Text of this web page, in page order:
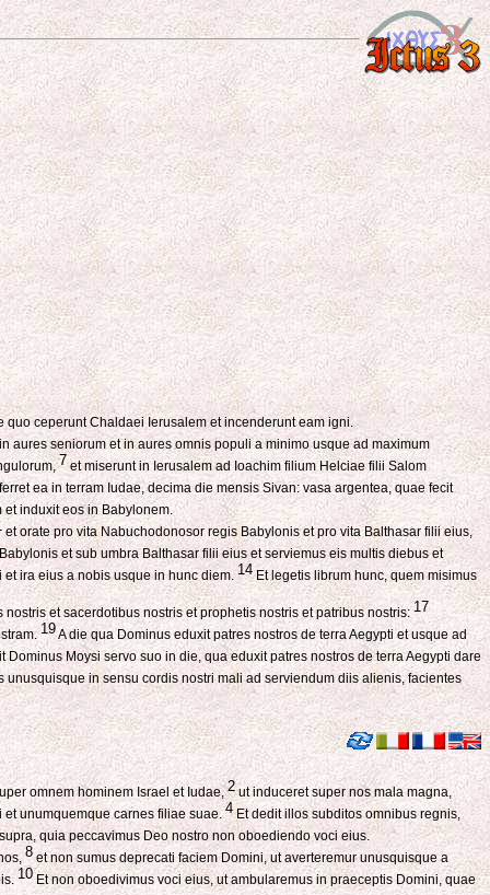
ceperunt Chaldaei Ierusalem et incenderunt eam igni.
aures seniorum et in aures omnis populi a minimo usque ad maximum
7 et miserunt in Ierusalem ad Ioachim filium Helciae filii Salom
ea in terram Iudae, decima die mensis Sivan: vasa argentea, quae fecit
induxit eos in Babylonem.
et orate pro vita Nabuchodonosor regis Babylonis et pro vita Balthasar filii eius,
et sub umbra Balthasar filii eius et serviemus eis multis diebus et
ira eius a nobis usque in hunc diem. 14Et legetis librum hunc, quem misimus
et sacerdotibus nostris et prophetis nostris et patribus nostris: 17
19A die qua Dominus eduxit patres nostros de terra Aegypti et usque ad
Moysi servo suo in die, qua eduxit patres nostros de terra Aegypti dare
unusquisque in sensu cordis nostri mali ad serviendum diis alienis, facientes
omnem hominem Israel et Iudae,2ut induceret super nos mala magna,
unumquemque carnes filiae suae.4Et dedit illos subditos omnibus regnis,
quia peccavimus Deo nostro non oboediendo voci eius.
8 et non sumus deprecati faciem Domini, ut averteremur unusquisque a
10 Et non oboedivimus voci eius, ut ambularemus in praeceptis Domini, quae